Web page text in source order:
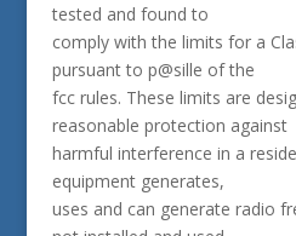
tested and found to
comply with the limits for a
pursuant to p@sille of the
fcc rules. These limits are
reasonable protection against
harmful interference in a
equipment generates,
uses and can generate radio